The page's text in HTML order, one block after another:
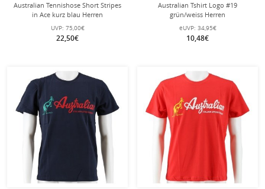
Australian Tennishose Short Stripes
in Ace kurz blau Herren
UVP: 75,00€
22,50€
Australian Tshirt Logo #19
grün/weiss Herren
eUVP: 34,95€
10,48€